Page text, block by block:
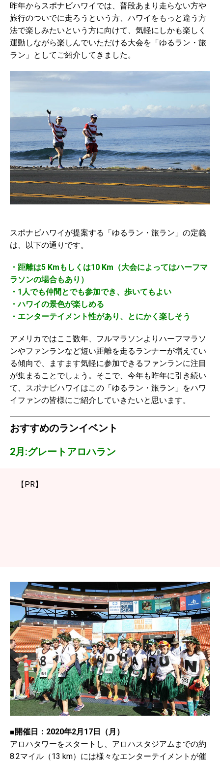
昨年からスポナビハワイでは、普段あまり走らない方や
旅行のついでに走ろうという方、ハワイをもっと違う方
法で楽しみたいという方に向けて、気軽にしかも楽しく
運動しながら楽しんでいただける大会を「ゆるラン・旅
ラン」としてご紹介してきました。
スポナビハワイが提案する「ゆるラン・旅ラン」の定義
は、以下の通りです。
・距離は5 Kmもしくは10 Km（大会によってはハーフマ
ラソンの場合もあり）
・1人でも仲間とでも参加でき、歩いてもよい
・ハワイの景色が楽しめる
・エンターテイメント性があり、とにかく楽しそう
アメリカではここ数年、フルマラソンよりハーフマラソ
ンやファンランなど短い距離を走るランナーが増えてい
る傾向で、ますます気軽に参加できるファンランに注目
が集まることでしょう。そこで、今年も昨年に引き続い
て、スポナビハワイはこの「ゆるラン・旅ラン」をハワ
イファンの皆様にご紹介していきたいと思います。
おすすめのランイベント
2月:グレートアロハラン
【PR】
■開催日：2020年2月17日（月）
アロハタワーをスタートし、アロハスタジアムまでの約
8.2マイル（13 km）には様々なエンターテイメントが催